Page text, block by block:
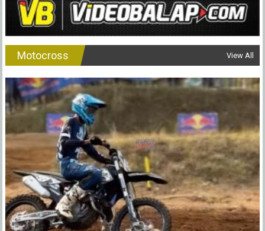
Motocross View All